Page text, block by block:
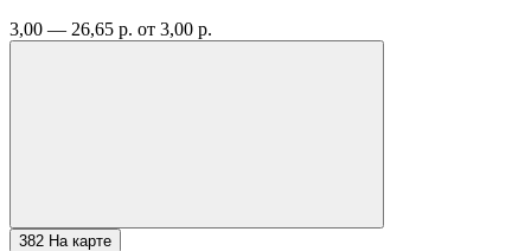
3,00 — 26,65 р. от 3,00 р.
382 На карте